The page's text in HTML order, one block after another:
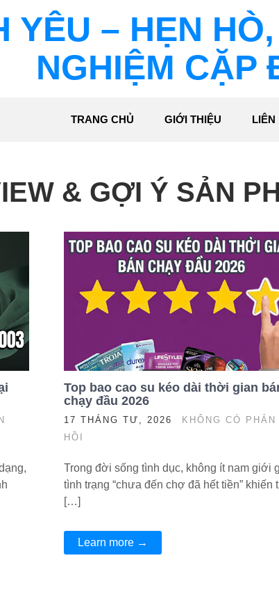
YÊU – HẸN
NGHIỆM CẶP
TRANG CHỦ GIỚI THIỆU LIÊN
& GỢI Ý SẢN
Top bao cao su kéo dài thời gian
chạy đầu 2026
17 THÁNG TƯ, 2026
KHÔNG CÓ PHẢN
HỒI
Trong đời sống tình dục, không ít nam giới
tình trạng “chưa đến chợ đã hết tiền” khiến
[…]
Learn more →